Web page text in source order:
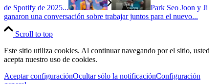
de Spotify de 2025...
Park Seo Joon y Ji
ganaron una conversación sobre trabajar juntos para el nuevo...
Scroll to top
Este sitio utiliza cookies. Al continuar navegando por el sitio, usted
acepta nuestro uso de cookies.
Aceptar configuraciónOcultar sólo la notificaciónConfiguración